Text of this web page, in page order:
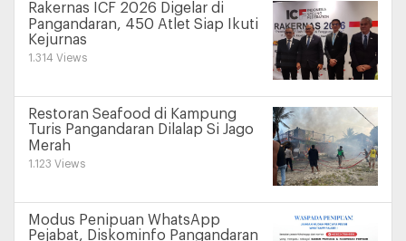
Rakernas ICF 2026 Digelar di
Pangandaran, 450 Atlet Siap Ikuti
Kejurnas
1.314 Views
Restoran Seafood di Kampung
Turis Pangandaran Dilalap Si Jago
Merah
1.123 Views
Modus Penipuan WhatsApp
Pejabat, Diskominfo Pangandaran